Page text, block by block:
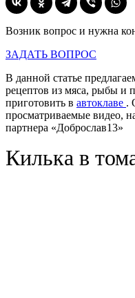
Возник вопрос и нужна
ЗАДАТЬ ВОПРОС
В данной статье
рецептов из мяса, рыбы и
приготовить в автоклаве .
просматриваемые видео,
партнера «Доброслав13»
Килька в